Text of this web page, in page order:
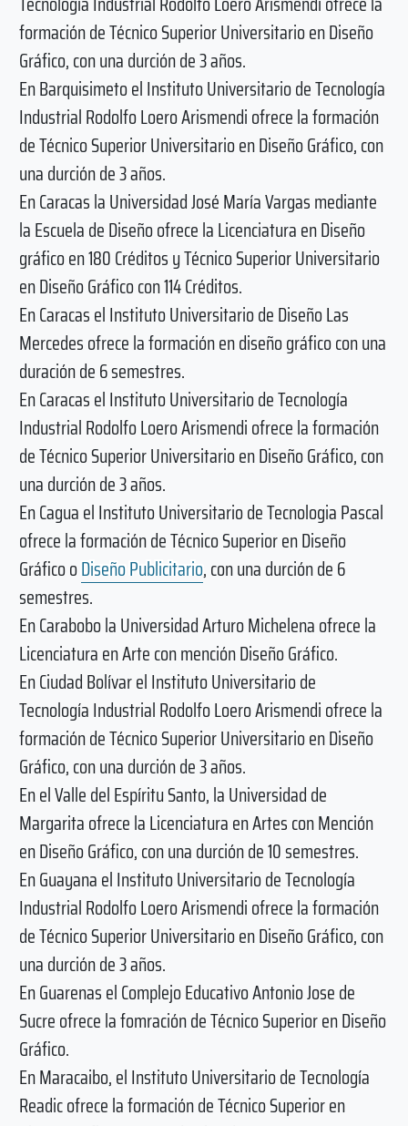
formación de Técnico Superior Universitario en Diseño
Gráfico, con una durción de 3 años.
En Barquisimeto el Instituto Universitario de Tecnología
Industrial Rodolfo Loero Arismendi ofrece la formación
de Técnico Superior Universitario en Diseño Gráfico, con
una durción de 3 años.
En Caracas la Universidad José María Vargas mediante
la Escuela de Diseño ofrece la Licenciatura en Diseño
gráfico en 180 Créditos y Técnico Superior Universitario
en Diseño Gráfico con 114 Créditos.
En Caracas el Instituto Universitario de Diseño Las
Mercedes ofrece la formación en diseño gráfico con una
duración de 6 semestres.
En Caracas el Instituto Universitario de Tecnología
Industrial Rodolfo Loero Arismendi ofrece la formación
de Técnico Superior Universitario en Diseño Gráfico, con
una durción de 3 años.
En Cagua el Instituto Universitario de Tecnologia Pascal
ofrece la formación de Técnico Superior en Diseño
Gráfico oDiseño Publicitario, con una durción de 6
semestres.
En Carabobo la Universidad Arturo Michelena ofrece la
Licenciatura en Arte con mención Diseño Gráfico.
En Ciudad Bolívar el Instituto Universitario de
Tecnología Industrial Rodolfo Loero Arismendi ofrece la
formación de Técnico Superior Universitario en Diseño
Gráfico, con una durción de 3 años.
En el Valle del Espíritu Santo, la Universidad de
Margarita ofrece la Licenciatura en Artes con Mención
en Diseño Gráfico, con una durción de 10 semestres.
En Guayana el Instituto Universitario de Tecnología
Industrial Rodolfo Loero Arismendi ofrece la formación
de Técnico Superior Universitario en Diseño Gráfico, con
una durción de 3 años.
En Guarenas el Complejo Educativo Antonio Jose de
Sucre ofrece la fomración de Técnico Superior en Diseño
Gráfico.
En Maracaibo, el Instituto Universitario de Tecnología
Readic ofrece la formación de Técnico Superior en